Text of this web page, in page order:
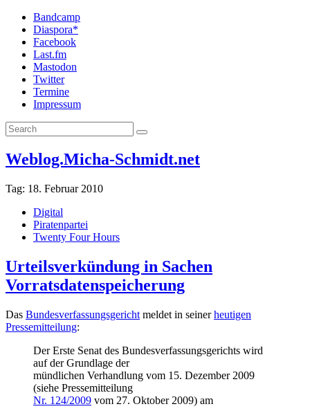
Bandcamp
Diaspora*
Facebook
Last.fm
Mastodon
Twitter
Termine
Impressum
Weblog.Micha-Schmidt.net
Tag: 18. Februar 2010
Digital
Piratenpartei
Twenty Four Hours
Urteilsverkündung in Sachen
Vorratsdatenspeicherung
Das Bundesverfassungsgericht meldet in seinerheutigen
Pressemitteilung:
Der Erste Senat des Bundesverfassungsgerichts wird
auf der Grundlage der
mündlichen Verhandlung vom 15. Dezember 2009
(siehe Pressemitteilung
Nr. 124/2009 vom 27. Oktober 2009) am